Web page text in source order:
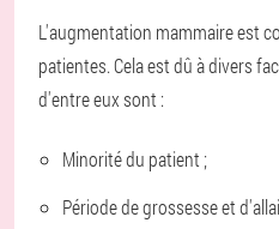
L'augmentation mammaire est
patientes. Cela est dû à divers
d'entre eux sont :
Minorité du patient ;
Période de grossesse et